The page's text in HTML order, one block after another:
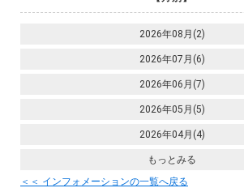
2026年08月(2)
2026年07月(6)
2026年06月(7)
2026年05月(5)
2026年04月(4)
もっとみる
＜＜ インフォメーションの一覧へ戻る